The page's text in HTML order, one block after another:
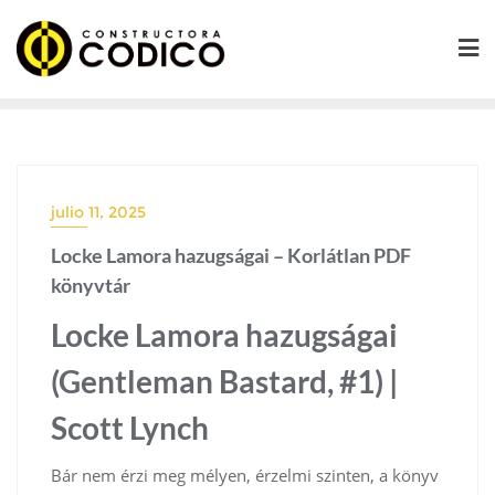
contenido
julio 11, 2025
Locke Lamora hazugságai – Korlátlan PDF
könyvtár
Locke Lamora hazugságai
(Gentleman Bastard, #1) |
Scott Lynch
Bár nem érzi meg mélyen, érzelmi szinten, a könyv